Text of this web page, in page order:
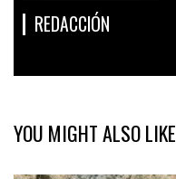
REDACCIÓN
YOU MIGHT ALSO LIKE